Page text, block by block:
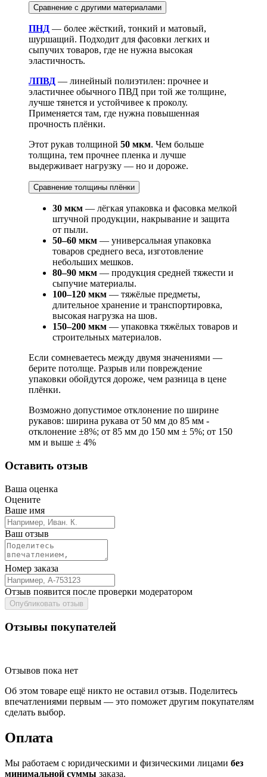
Сравнение с другими материалами
ПНД — более жёсткий, тонкий и матовый,
шуршащий. Подходит для фасовки легких и
сыпучих товаров, где не нужна высокая
эластичность.
ЛПВД — линейный полиэтилен: прочнее и
эластичнее обычного ПВД при той же толщине,
лучше тянется и устойчивее к проколу.
Применяется там, где нужна повышенная
прочность плёнки.
Этот рукав толщиной 50 мкм. Чем больше
толщина, тем прочнее пленка и лучше
выдерживает нагрузку — но и дороже.
Сравнение толщины плёнки
30 мкм — лёгкая упаковка и фасовка мелкой
штучной продукции, накрывание и защита
от пыли.
50–60 мкм — универсальная упаковка
товаров среднего веса, изготовление
небольших мешков.
80–90 мкм — продукция средней тяжести и
сыпучие материалы.
100–120 мкм — тяжёлые предметы,
длительное хранение и транспортировка,
высокая нагрузка на шов.
150–200 мкм — упаковка тяжёлых товаров и
строительных материалов.
Если сомневаетесь между двумя значениями —
берите потолще. Разрыв или повреждение
упаковки обойдутся дороже, чем разница в цене
плёнки.
Возможно допустимое отклонение по ширине
рукавов: ширина рукава от 50 мм до 85 мм -
отклонение ±8%; от 85 мм до 150 мм ± 5%; от 150
мм и выше ± 4%
Оставить отзыв
Ваша оценка
Оцените
Ваше имя
Ваш отзыв
Номер заказа
Отзыв появится после проверки модератором
Опубликовать отзыв
Отзывы покупателей
Отзывов пока нет
Об этом товаре ещё никто не оставил отзыв. Поделитесь
впечатлениями первым — это поможет другим покупателям
сделать выбор.
Оплата
Мы работаем с юридическими и физическими лицами без
минимальной суммы заказа.